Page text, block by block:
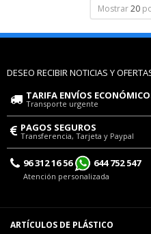
Mostrar 20
DESEO RECIBIR NOTICIAS Y
TARIFA ENVÍOS
Transporte urgente
PAGOS SEGUROS
Transferencia, Tarjeta y Paypal
96 312 16 56 644 752 547
Atención personalizada
ARTÍCULOS DE PLÁSTICO